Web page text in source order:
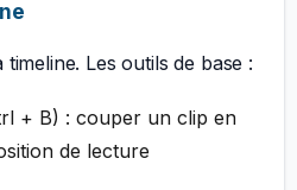
Les outils de base :
+ B) : couper un clip en
de lecture